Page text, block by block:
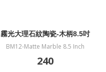
霧光大理石紋陶瓷-木柄8.5吋
盤-墨綠
BM12-Matte Marble 8.5 Inch
Plate-Dark Green
240